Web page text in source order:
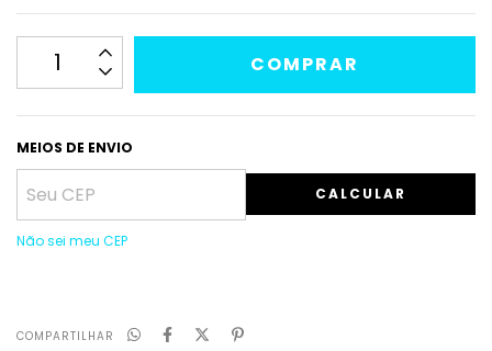
MEIOS DE ENVIO
CALCULAR
Não sei meu CEP
COMPARTILHAR